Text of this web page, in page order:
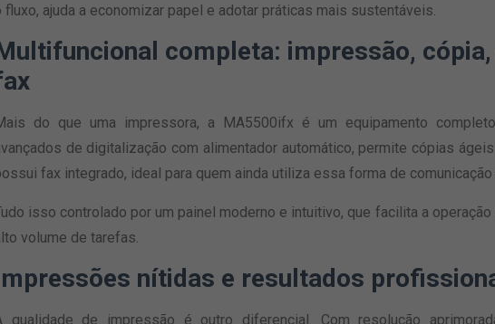
fluxo, ajuda a economizar papel e adotar práticas mais sustentáveis.
completa: impressão,
do que uma impressora, a MA5500ifx é um equipamento
de digitalização com alimentador automático, permite cópias
fax integrado, ideal para quem ainda utiliza essa forma de
isso controlado por um painel moderno e intuitivo, que facilita a
volume de tarefas.
nítidas e resultados
qualidade de impressão é outro diferencial. Com resolução